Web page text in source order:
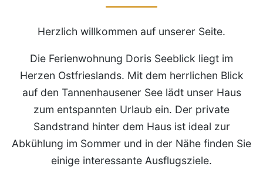
Herzlich willkommen auf unserer Seite.
Die Ferienwohnung Doris Seeblick liegt im
Herzen Ostfrieslands. Mit dem herrlichen Blick
auf den Tannenhausener See lädt unser Haus
zum entspannten Urlaub ein. Der private
Sandstrand hinter dem Haus ist ideal zur
Abkühlung im Sommer und in der Nähe finden Sie
einige interessante Ausflugsziele.